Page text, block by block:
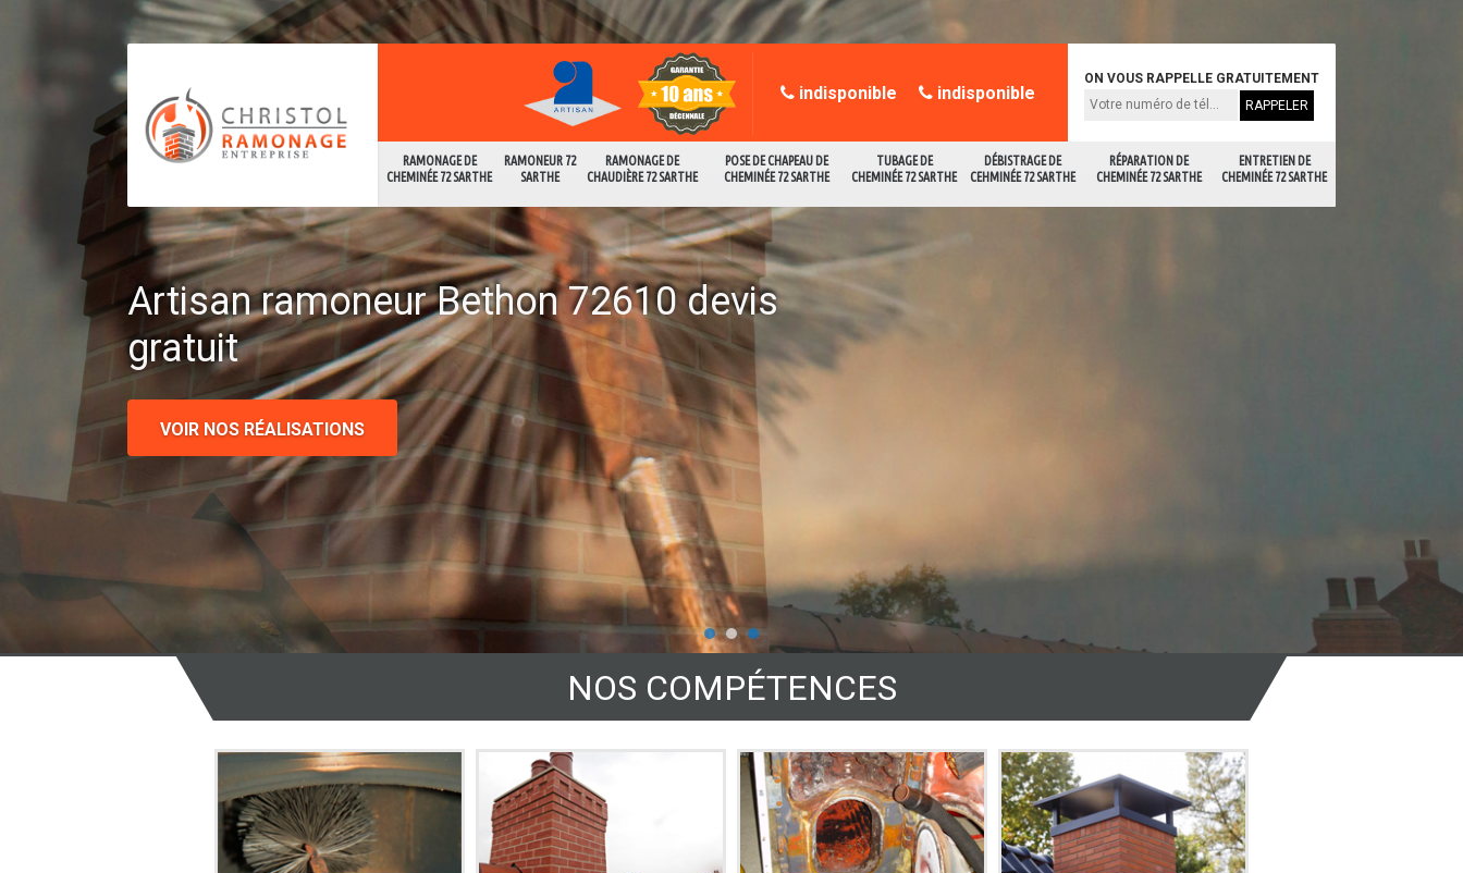
RAMONAGE DE
CHEMINÉE 72 SARTHE
RAMONEUR 72
SARTHE
RAMONAGE DE
CHAUDIÈRE 72 SARTHE
POSE DE CHAPEAU DE
CHEMINÉE 72 SARTHE
TUBAGE DE
CHEMINÉE 72 SARTHE
DÉBISTRAGE DE
CEHMINÉE 72 SARTHE
RÉPARATION DE
CHEMINÉE 72 SARTHE
ENTRETIEN DE
CHEMINÉE 72 SARTHE
indisponible indisponible
ON VOUS RAPPELLE GRATUITEMENT
Artisan ramoneur Bethon 72610 devis
gratuit
VOIR NOS RÉALISATIONS
NOS COMPÉTENCES